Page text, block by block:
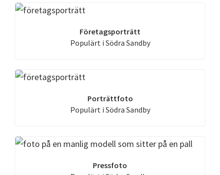
Företagsporträtt
Populärt i Södra Sandby
Porträttfoto
Populärt i Södra Sandby
Pressfoto